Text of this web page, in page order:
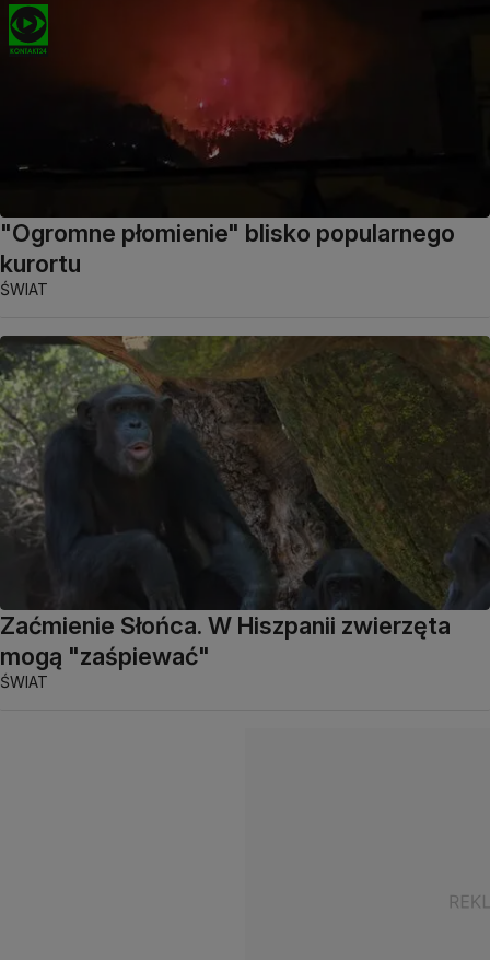
"Ogromne płomienie" blisko popularnego
kurortu
ŚWIAT
Zaćmienie Słońca. W Hiszpanii zwierzęta
mogą "zaśpiewać"
ŚWIAT